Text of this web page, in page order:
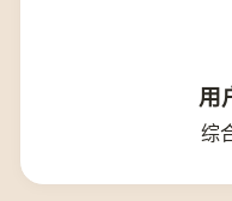
用
综